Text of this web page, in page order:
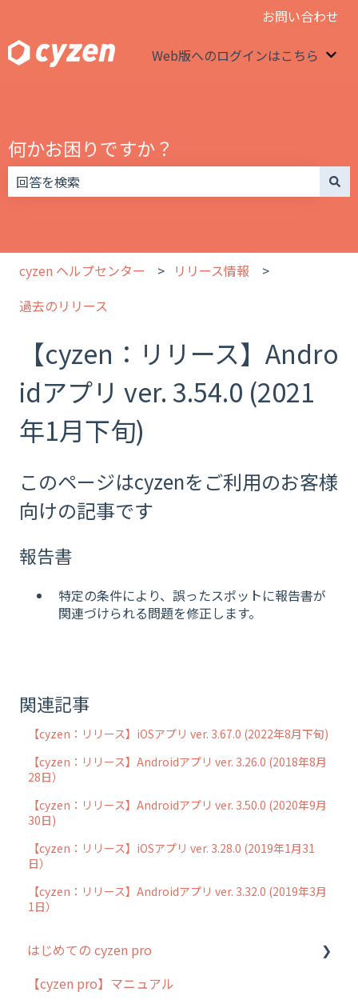
お問い合わせ
Web版へのログインはこちら
何かお困りですか？
cyzen ヘルプセンター
リリース情報
過去のリリース
【cyzen：リリース】Andro
idアプリ ver. 3.54.0 (2021
年1月下旬)
このページはcyzenをご利用のお客様
向けの記事です
報告書
特定の条件により、誤ったスポットに報告書が
関連づけられる問題を修正します。
関連記事
【cyzen：リリース】iOSアプリ ver. 3.67.0 (2022年8月下旬)
【cyzen：リリース】Androidアプリ ver. 3.26.0 (2018年8月
28日）
【cyzen：リリース】Androidアプリ ver. 3.50.0 (2020年9月
30日)
【cyzen：リリース】iOSアプリ ver. 3.28.0 (2019年1月31
日）
【cyzen：リリース】Androidアプリ ver. 3.32.0 (2019年3月
1日）
はじめての cyzen pro
cyzen pro とは？
【cyzen pro】マニュアル